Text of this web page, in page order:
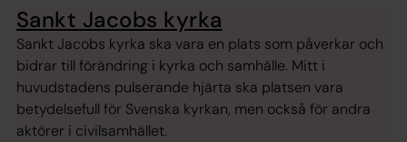
Sankt Jacobs kyrka
Sankt Jacobs kyrka ska vara en plats som påverkar och
bidrar till förändring i kyrka och samhälle. Mitt i
huvudstadens pulserande hjärta ska platsen vara
betydelsefull för Svenska kyrkan, men också för andra
aktörer i civilsamhället.